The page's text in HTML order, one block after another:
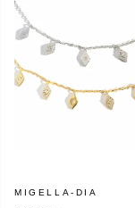
MIGELLA-DIA